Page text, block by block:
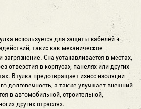
используется для защиты кабелей и
таких как механическое
Она устанавливается в местах,
отверстия в корпусах, панелях или других
Втулка предотвращает износ изоляции
долговечность, а также улучшает внешний
в автомобильной, строительной,
других отраслях.